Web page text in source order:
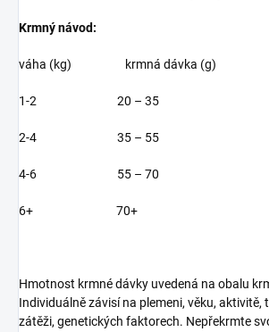
Krmný návod:
váha (kg) krmná dávka (g)
1-2 20 – 35
2-4 35 – 55
4-6 55 – 70
6+ 70+
Hmotnost krmné dávky uvedená na obalu
Individuálně závisí na plemeni, věku, aktivitě,
zátěži, genetických faktorech. Nepřekrmte